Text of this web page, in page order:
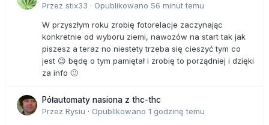
Przez stix33 · Opublikowano 56 minut temu
W przyszłym roku zrobię fotorelacje zaczynając
konkretnie od wyboru ziemi, nawozów na start tak jak
piszesz a teraz no niestety trzeba się cieszyć tym co
jest 😉 będę o tym pamiętał i zrobię to porządniej i dzięki
za info 🙂
Półautomaty nasiona z thc-thc
Przez Rysiu · Opublikowano 1 godzinę temu